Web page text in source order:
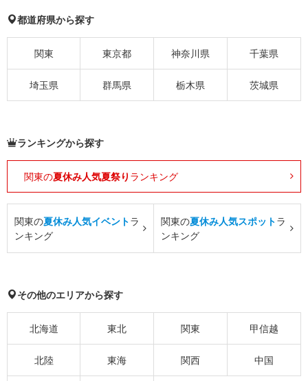
都道府県から探す
関東 東京都 神奈川県 千葉県
埼玉県 群馬県 栃木県 茨城県
ランキングから探す
関東の夏休み人気夏祭り ランキング
関東の夏休み人気イベントラ
ンキング
関東の夏休み人気スポットラ
ンキング
その他のエリアから探す
北海道 東北 関東 甲信越
北陸 東海 関西 中国